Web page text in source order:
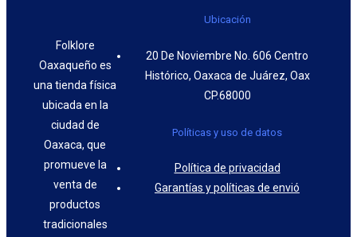
Folklore
Oaxaqueño es
una tienda física
ubicada en la
ciudad de
Oaxaca, que
promueve la
venta de
productos
tradicionales
Ubicación
20 De Noviembre No. 606 Centro
Histórico, Oaxaca de Juárez, Oax
CP.68000
Políticas y uso de datos
Política de privacidad
Garantías y políticas de envió